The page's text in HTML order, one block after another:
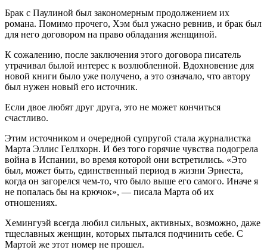
Брак с Паулиной был закономерным продолжением их
романа. Помимо прочего, Хэм был ужасно ревнив, и брак был
для него договором на право обладания женщиной.
К сожалению, после заключения этого договора писатель
утрачивал былой интерес к возлюбленной. Вдохновение для
новой книги было уже получено, а это означало, что автору
был нужен новый его источник.
Если двое любят друг друга, это не может кончиться
счастливо.
Этим источником и очередной супругой стала журналистка
Марта Эллис Геллхорн. И без того горячие чувства подогрела
война в Испании, во время которой они встретились. «Это
был, может быть, единственный период в жизни Эрнеста,
когда он загорелся чем-то, что было выше его самого. Иначе я
не попалась бы на крючок», — писала Марта об их
отношениях.
Хемингуэй всегда любил сильных, активных, возможно, даже
тщеславных женщин, которых пытался подчинить себе. С
Мартой же этот номер не прошел.